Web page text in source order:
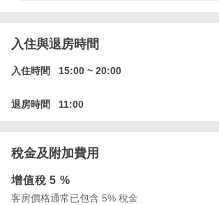
入住與退房時間
入住時間 15:00 ~ 20:00
退房時間 11:00
稅金及附加費用
增值稅5 %
客房價格通常已包含 5% 稅金